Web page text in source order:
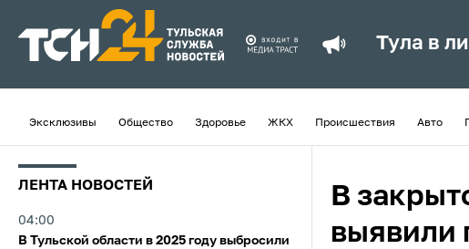
Тула в
Эксклюзивы Общество Здоровье ЖКХ Происшествия Авто
ЛЕНТА НОВОСТЕЙ
04:00
В Тульской области в 2025 году выбросили
В
выявили